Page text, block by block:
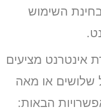
השימוש
אינטרנט מציעים
או מאה
הבאות: